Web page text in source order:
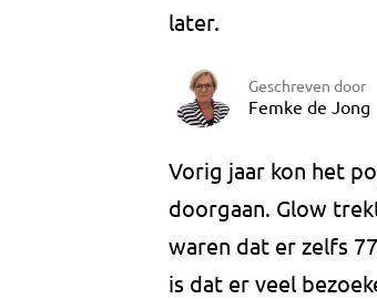
later.
Geschreven door
Femke de Jong
Vorig jaar kon het
doorgaan. Glow
waren dat er zelfs
is dat er veel